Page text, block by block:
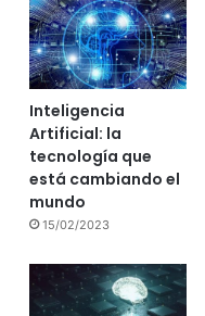
Inteligencia
Artificial: la
tecnología que
está cambiando el
mundo
15/02/2023